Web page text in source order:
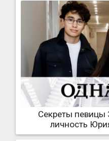
Секреты певицы
личность